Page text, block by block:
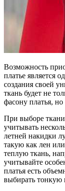
Возможность
платье является
создания своей
ткань будет не
фасону платья,
При выборе
учитывать
летней накидки
такую как лен
теплую ткань,
учитывайте
платья есть
выбирать тонкую